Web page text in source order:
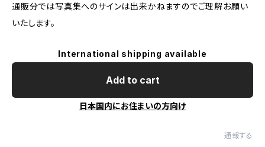
通販分では写真集へのサインは出来かねますのでご理解お願い
いたします。
International shipping available
Add to cart
日本国内にお住まいの方向け
通報する